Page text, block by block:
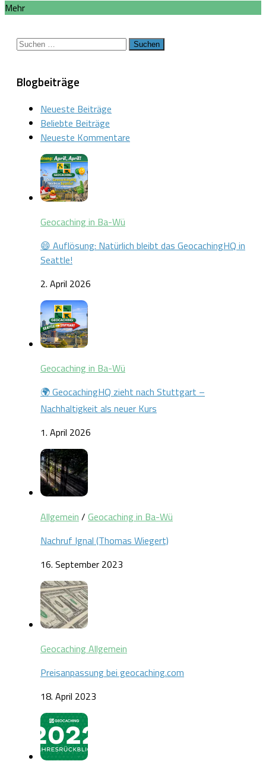
Mehr
Suchen
Blogbeiträge
Neueste Beiträge
Beliebte Beiträge
Neueste Kommentare
Geocaching in Ba-Wü
😄 Auflösung: Natürlich bleibt das GeocachingHQ in
Seattle!
2. April 2026
Geocaching in Ba-Wü
🌍 GeocachingHQ zieht nach Stuttgart –
Nachhaltigkeit als neuer Kurs
1. April 2026
Allgemein / Geocaching in Ba-Wü
Nachruf Ignal (Thomas Wiegert)
16. September 2023
Geocaching Allgemein
Preisanpassung bei geocaching.com
18. April 2023